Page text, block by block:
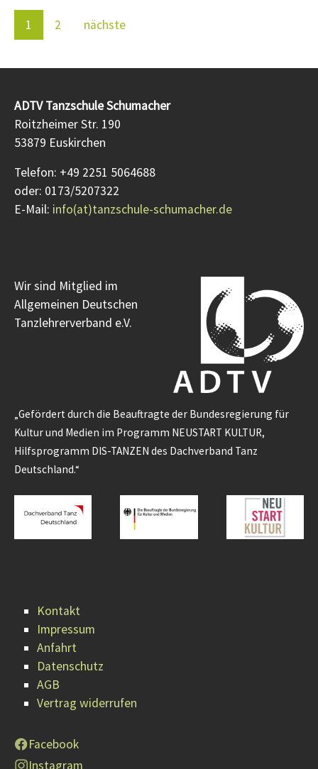
1 2 nächste
ADTV Tanzschule Schumacher
Roitzheimer Str. 190
53879 Euskirchen
Telefon: +49 2251 5064688
oder: 0173/5207322
E-Mail: info(at)tanzschule-schumacher.de
Wir sind Mitglied im
Allgemeinen Deutschen
Tanzlehrerverband e.V.
„Gefördert durch die Beauftragte der Bundesregierung für
Kultur und Medien im Programm NEUSTART KULTUR,
Hilfsprogramm DIS-TANZEN des Dachverband Tanz
Deutschland.“
Kontakt
Impressum
Anfahrt
Datenschutz
AGB
Vertrag widerrufen
Facebook
Instagram